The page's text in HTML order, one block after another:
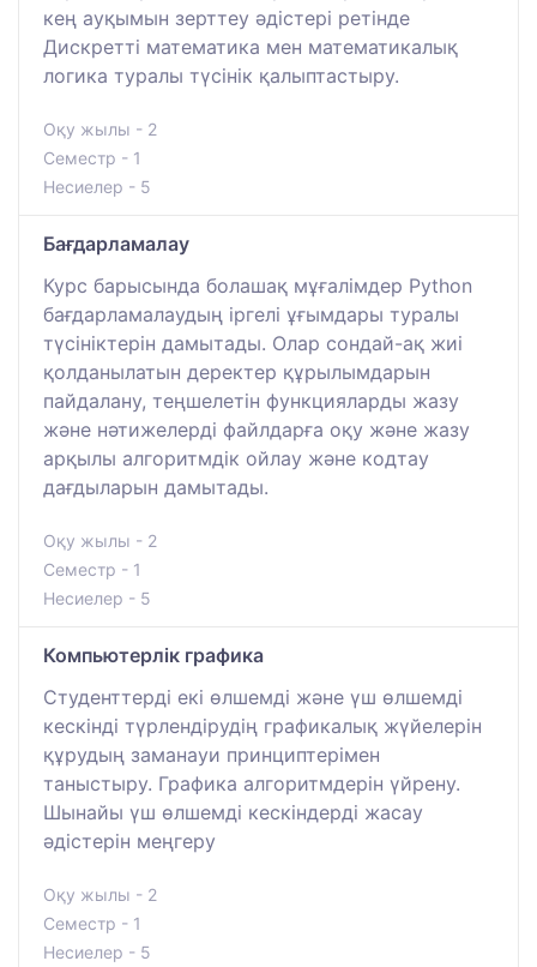
кең ауқымын зерттеу әдістері ретінде
Дискретті математика мен математикалық
логика туралы түсінік қалыптастыру.
Оқу жылы - 2
Семестр - 1
Несиелер - 5
Бағдарламалау
Курс барысында болашақ мұғалімдер Python
бағдарламалаудың іргелі ұғымдары туралы
түсініктерін дамытады. Олар сондай-ақ жиі
қолданылатын деректер құрылымдарын
пайдалану, теңшелетін функцияларды жазу
және нәтижелерді файлдарға оқу және жазу
арқылы алгоритмдік ойлау және кодтау
дағдыларын дамытады.
Оқу жылы - 2
Семестр - 1
Несиелер - 5
Компьютерлік графика
Студенттерді екі өлшемді және үш өлшемді
кескінді түрлендірудің графикалық жүйелерін
құрудың заманауи принциптерімен
таныстыру. Графика алгоритмдерін үйрену.
Шынайы үш өлшемді кескіндерді жасау
әдістерін меңгеру
Оқу жылы - 2
Семестр - 1
Несиелер - 5